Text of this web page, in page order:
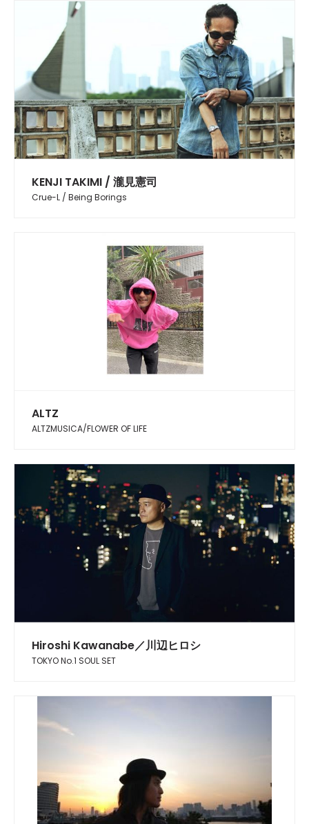
KENJI TAKIMI / 瀧見憲司
Crue-L / Being Borings
ALTZ
ALTZMUSICA/FLOWER OF LIFE
Hiroshi Kawanabe／川辺ヒロシ
TOKYO No.1 SOUL SET